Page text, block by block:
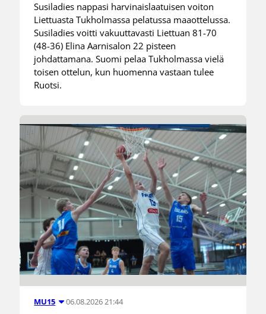
Susiladies nappasi harvinaislaatuisen voiton
Liettuasta Tukholmassa pelatussa maaottelussa.
Susiladies voitti vakuuttavasti Liettuan 81-70
(48-36) Elina Aarnisalon 22 pisteen
johdattamana. Suomi pelaa Tukholmassa vielä
toisen ottelun, kun huomenna vastaan tulee
Ruotsi.
MU15 06.08.2026 21:44